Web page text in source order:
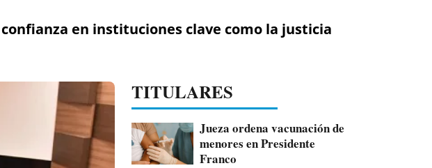
en instituciones clave como la justicia
TITULARES
Jueza ordena vacunación de
menores en Presidente
Franco